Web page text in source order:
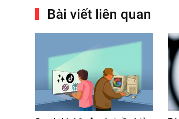
Bài viết liên quan